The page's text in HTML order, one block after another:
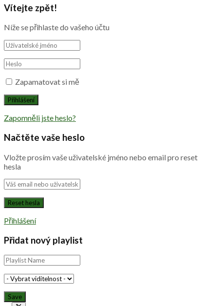
Vítejte zpět!
Níže se přihlaste do vašeho účtu
Zapamatovat si mě
Zapomněli jste heslo?
Načtěte vaše heslo
Vložte prosím vaše uživatelské jméno nebo email pro reset
hesla
Přihlášení
Přidat nový playlist